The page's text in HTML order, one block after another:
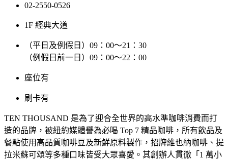
02-2550-0526
1F 經典大道
（平日及例假日）09：00～21：30
（例假日前一日）09：00～22：00
座位有
刷卡有
TEN THOUSAND 是為了迎合全世界的高水準咖啡消費而打
造的品牌，被紐約媒體譽為必喝 Top 7 精品咖啡，所有飲品及
餐點使用高品質咖啡豆及新鮮原料製作，招牌維也納咖啡、提
拉米蘇可頌等多種口味皆受大眾喜愛。其創辦人貫徹「1 萬小